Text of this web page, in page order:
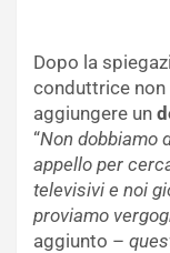
Dopo la
conduttrice non
aggiungere un
“Non dobbiamo
appello per
televisivi e noi
proviamo
aggiunto –